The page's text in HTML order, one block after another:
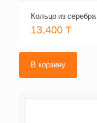
Кольцо из
13,400 ₸
В корзину